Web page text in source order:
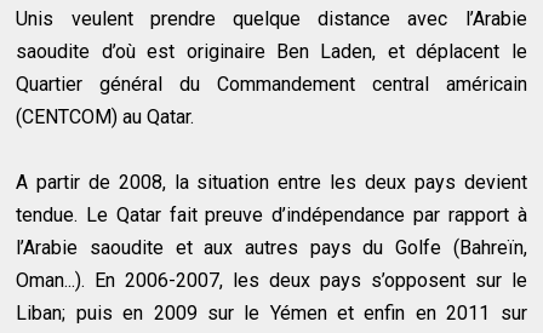
Unis veulent prendre quelque distance avec l’Arabie
saoudite d’où est originaire Ben Laden, et déplacent le
Quartier général du Commandement central américain
(CENTCOM) au Qatar.
A partir de 2008, la situation entre les deux pays devient
tendue. Le Qatar fait preuve d’indépendance par rapport à
l’Arabie saoudite et aux autres pays du Golfe (Bahreïn,
Oman...). En 2006-2007, les deux pays s’opposent sur le
Liban; puis en 2009 sur le Yémen et enfin en 2011 sur